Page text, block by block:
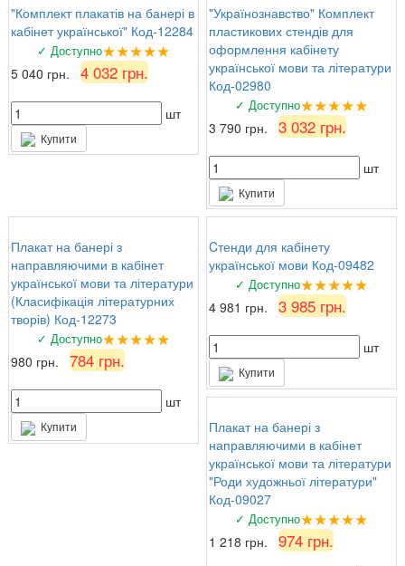
"Комплект плакатів на банері в
кабінет української" Код-12284
✓ Доступно★★★★★
5 040 грн. 4 032 грн.
шт
Купити
"Українознавство" Комплект
пластикових стендів для
оформлення кабінету
української мови та літератури
Код-02980
✓ Доступно★★★★★
3 790 грн. 3 032 грн.
шт
Купити
Плакат на банері з
направляючими в кабінет
української мови та літератури
(Класифікація літературних
творів) Код-12273
✓ Доступно★★★★★
980 грн. 784 грн.
шт
Купити
Cтенди для кабінету
української мови Код-09482
✓ Доступно★★★★★
4 981 грн. 3 985 грн.
шт
Купити
Плакат на банері з
направляючими в кабінет
української мови та літератури
"Роди художньої літератури"
Код-09027
✓ Доступно★★★★★
1 218 грн. 974 грн.